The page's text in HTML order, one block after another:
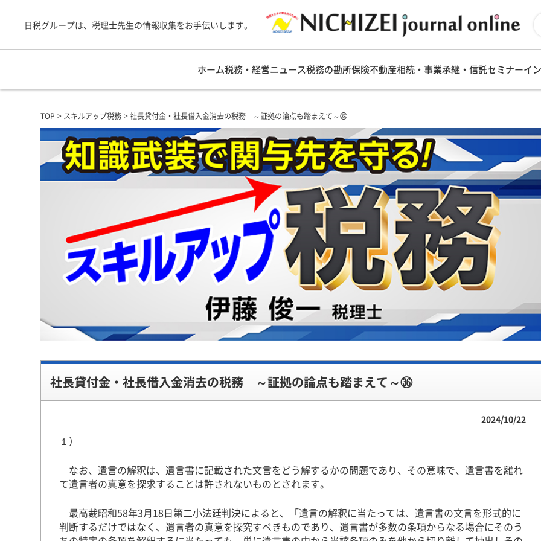
日税グループは、税理士先生の情報収集をお手伝いします。
ホーム税務・経営ニュース税務の勘所保険不動産相続・事業承継・信託セミナーイ
TOP スキルアップ税務 社長貸付金・社長借入金消去の税務 ～証拠の論点も踏まえて～㊱
社長貸付金・社長借入金消去の税務 ～証拠の論点も踏まえて～㊱
2024/10/22
１）
なお、遺言の解釈は、遺言書に記載された文言をどう解するかの問題であり、その意味で、遺言書を離れ
て遺言者の真意を探求することは許されないものとされます。
最高裁昭和58年3月18日第二小法廷判決によると、「遺言の解釈に当たっては、遺言書の文言を形式的に
判断するだけではなく、遺言者の真意を探究すべきものであり、遺言書が多数の条項からなる場合にそのう